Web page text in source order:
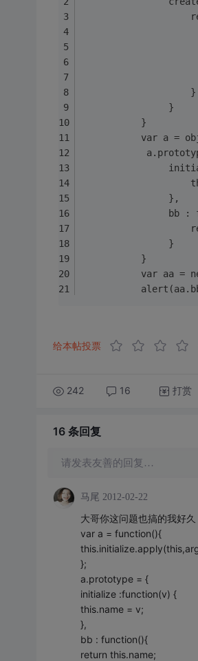
					}
				}
		   }
var a =
				},
bb
				}
		   }
var aa =
给本帖投票
242 16 打赏
16 条回复
请发表友善的回复…
马尾 2012-02-22
大哥你这问题也搞的我好
var a = function(){
};
a.prototype = {
initialize :function(v) {
this.name = v;
},
bb : function(){
return this.name;